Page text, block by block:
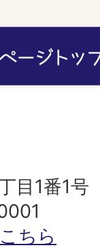
目1番1号
ちら